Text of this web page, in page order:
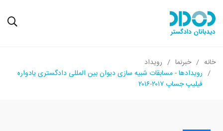
خانه خبرنما
رویداد
رویدادها - مسابقات شبیه سازی دیوان بین المللی دادگستری یادواره
فیلیپ جساپ ۲۰۱۷-۲۰۱۶